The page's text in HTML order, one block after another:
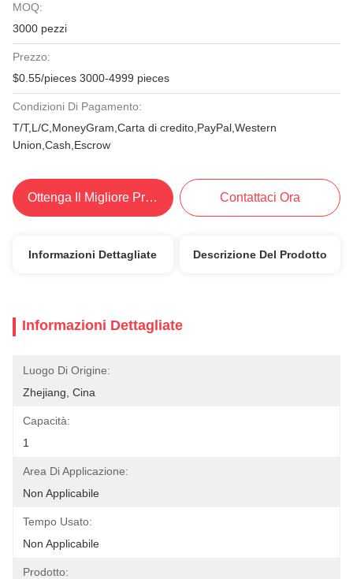
MOQ:
3000 pezzi
Prezzo:
$0.55/pieces 3000-4999 pieces
Condizioni Di Pagamento:
T/T,L/C,MoneyGram,Carta di credito,PayPal,Western
Union,Cash,Escrow
Ottenga Il Migliore Prezzo Contattaci Ora
Informazioni Dettagliate Descrizione Del Prodotto
Informazioni Dettagliate
Luogo Di Origine:
Zhejiang, Cina
Capacità:
1
Area Di Applicazione:
Non Applicabile
Tempo Usato:
Non Applicabile
Prodotto: